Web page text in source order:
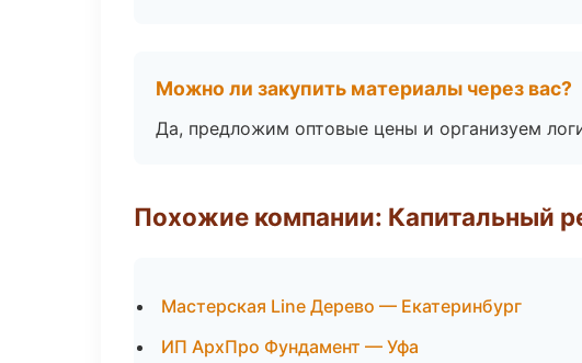
Можно ли закупить материалы через вас?
Да, предложим оптовые цены и организуем
Похожие компании: Капитальный
Мастерская Line Дерево — Екатеринбург
ИП АрхПро Фундамент — Уфа